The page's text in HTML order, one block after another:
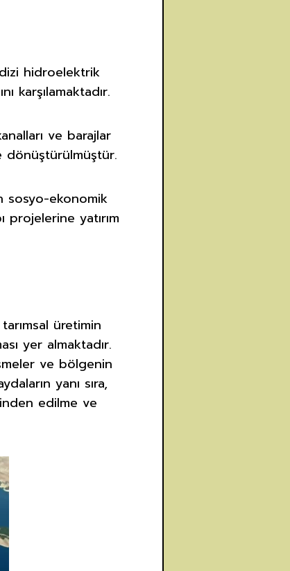
hidroelektrik
karşılamaktadır.
ve barajlar
dönüştürülmüştür.
sosyo-ekonomik
projelerine yatırım
üretimin
yer almaktadır.
ve bölgenin
yanı sıra,
edilme ve